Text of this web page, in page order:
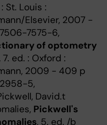
St. Louis :
Elsevier, 2007 -
7575-6,
of optometry
7. ed. : Oxford :
2009 - 409 p
5,
David.t
Pickwell's
, 5. ed. /b